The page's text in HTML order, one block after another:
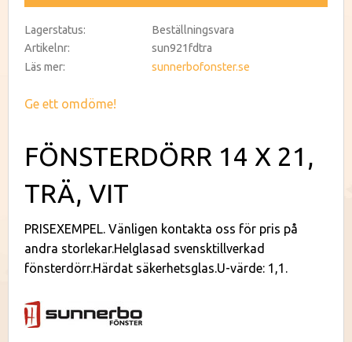
Lagerstatus
Beställningsvara
Artikelnr
sun921fdtra
Läs mer
sunnerbofonster.se
Ge ett omdöme!
FÖNSTERDÖRR 14 X 21,
TRÄ, VIT
PRISEXEMPEL. Vänligen kontakta oss för pris på
andra storlekar.Helglasad svensktillverkad
fönsterdörr.Härdat säkerhetsglas.U-värde: 1,1.